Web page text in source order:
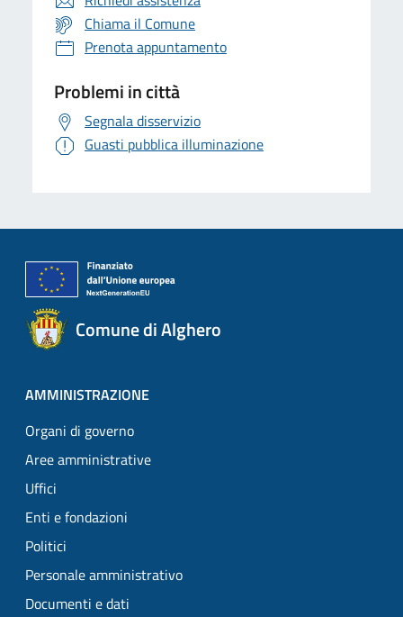
Chiama il Comune
Prenota appuntamento
Problemi in città
Segnala disservizio
Guasti pubblica illuminazione
Comune di Alghero
AMMINISTRAZIONE
Organi di governo
Aree amministrative
Uffici
Enti e fondazioni
Politici
Personale amministrativo
Documenti e dati